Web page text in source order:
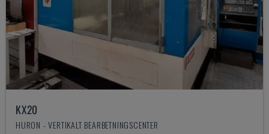
KX20
HURON - VERTIKALT BEARBETNINGSCENTER